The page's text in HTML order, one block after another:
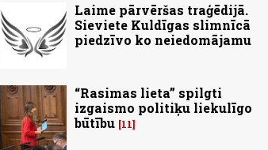
Laime pārvēršas traģēdijā.
Sieviete Kuldīgas slimnīcā
piedzīvo ko neiedomājamu
“Rasimas lieta” spilgti
izgaismo politiķu liekulīgo
būtību 11